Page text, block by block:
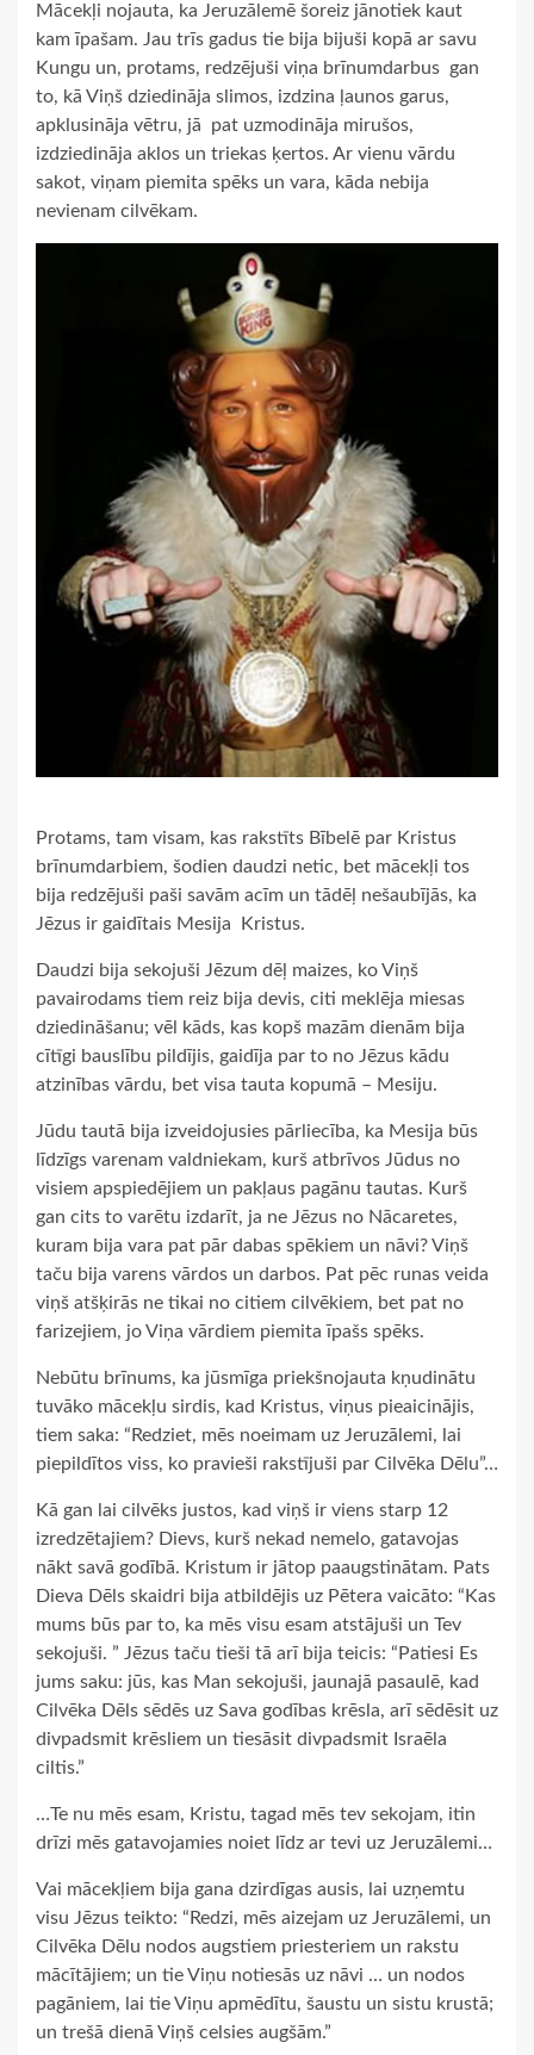
Mācekļi nojauta, ka Jeruzālemē šoreiz jānotiek kaut
kam īpašam. Jau trīs gadus tie bija bijuši kopā ar savu
Kungu un, protams, redzējuši viņa brīnumdarbus ­ gan
to, kā Viņš dziedināja slimos, izdzina ļaunos garus,
apklusināja vētru, jā ­ pat uzmodināja mirušos,
izdziedināja aklos un triekas ķertos. Ar vienu vārdu
sakot, viņam piemita spēks un vara, kāda nebija
nevienam cilvēkam.
Protams, tam visam, kas rakstīts Bībelē par Kristus
brīnumdarbiem, šodien daudzi netic, bet mācekļi tos
bija redzējuši paši savām acīm un tādēļ nešaubījās, ka
Jēzus ir gaidītais Mesija ­ Kristus.
Daudzi bija sekojuši Jēzum dēļ maizes, ko Viņš
pavairodams tiem reiz bija devis, citi meklēja miesas
dziedināšanu; vēl kāds, kas kopš mazām dienām bija
cītīgi bauslību pildījis, gaidīja par to no Jēzus kādu
atzinības vārdu, bet visa tauta kopumā – Mesiju.
Jūdu tautā bija izveidojusies pārliecība, ka Mesija būs
līdzīgs varenam valdniekam, kurš atbrīvos Jūdus no
visiem apspiedējiem un pakļaus pagānu tautas. Kurš
gan cits to varētu izdarīt, ja ne Jēzus no Nācaretes,
kuram bija vara pat pār dabas spēkiem un nāvi? Viņš
taču bija varens vārdos un darbos. Pat pēc runas veida
viņš atšķirās ne tikai no citiem cilvēkiem, bet pat no
farizejiem, jo Viņa vārdiem piemita īpašs spēks.
Nebūtu brīnums, ka jūsmīga priekšnojauta kņudinātu
tuvāko mācekļu sirdis, kad Kristus, viņus pieaicinājis,
tiem saka: “Redziet, mēs noeimam uz Jeruzālemi, lai
piepildītos viss, ko pravieši rakstījuši par Cilvēka Dēlu”…
Kā gan lai cilvēks justos, kad viņš ir viens starp 12
izredzētajiem? Dievs, kurš nekad nemelo, gatavojas
nākt savā godībā. Kristum ir jātop paaugstinātam. Pats
Dieva Dēls skaidri bija atbildējis uz Pētera vaicāto: “Kas
mums būs par to, ka mēs visu esam atstājuši un Tev
sekojuši. ” Jēzus taču tieši tā arī bija teicis: “Patiesi Es
jums saku: jūs, kas Man sekojuši, jaunajā pasaulē, kad
Cilvēka Dēls sēdēs uz Sava godības krēsla, arī sēdēsit uz
divpadsmit krēsliem un tiesāsit divpadsmit Israēla
ciltis.”
…Te nu mēs esam, Kristu, tagad mēs tev sekojam, itin
drīzi mēs gatavojamies noiet līdz ar tevi uz Jeruzālemi…
Vai mācekļiem bija gana dzirdīgas ausis, lai uzņemtu
visu Jēzus teikto: “Redzi, mēs aizejam uz Jeruzālemi, un
Cilvēka Dēlu nodos augstiem priesteriem un rakstu
mācītājiem; un tie Viņu notiesās uz nāvi … un nodos
pagāniem, lai tie Viņu apmēdītu, šaustu un sistu krustā;
un trešā dienā Viņš celsies augšām.”